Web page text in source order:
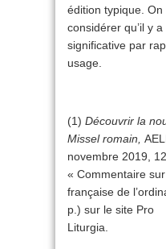
édition typique.
considérer qu’il y
significative par
usage.
(1) Découvrir la
Missel romain,
novembre 2019,
« Commentaire
française de
p.) sur le site Pro
Liturgia.